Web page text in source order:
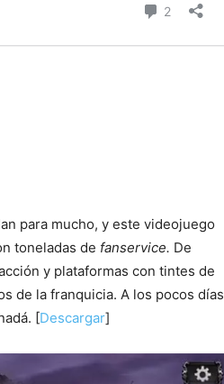
para mucho, y este videojuego
toneladas de fanservice. De
y plataformas con tintes de
de la franquicia. A los pocos días
[Descargar]